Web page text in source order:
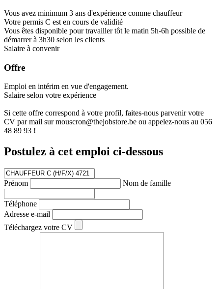
Vous avez minimum 3 ans d'expérience comme chauffeur
Votre permis C est en cours de validité
Vous êtes disponible pour travailler tôt le matin 5h-6h possible de
démarrer à 3h30 selon les clients
Salaire à convenir
Offre
Emploi en intérim en vue d'engagement.
Salaire selon votre expérience
Si cette offre correspond à votre profil, faites-nous parvenir votre
CV par mail sur mouscron@thejobstore.be ou appelez-nous au 056
48 89 93 !
Postulez à cet emploi ci-dessous
Prénom Nom de famille
Téléphone
Adresse e-mail
Téléchargez votre CV